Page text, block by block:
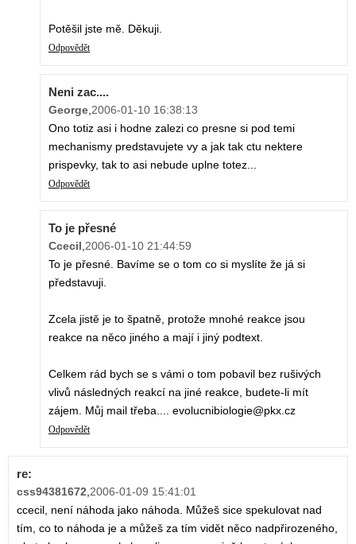
Potěšil jste mě. Děkuji.
Odpovědět
Neni zac....
George,2006-01-10 16:38:13
Ono totiz asi i hodne zalezi co presne si pod temi
mechanismy predstavujete vy a jak tak ctu nektere
prispevky, tak to asi nebude uplne totez...
Odpovědět
To je přesné
Ccecil,2006-01-10 21:44:59
To je přesné. Bavíme se o tom co si myslíte že já si
představuji.
Zcela jistě je to špatně, protože mnohé reakce jsou
reakce na něco jiného a mají i jiný podtext.
Celkem rád bych se s vámi o tom pobavil bez rušivých
vlivů následných reakcí na jiné reakce, budete-li mít
zájem. Můj mail třeba.... evolucnibiologie@pkx.cz
Odpovědět
re:
css94381672,2006-01-09 15:41:01
ccecil, není náhoda jako náhoda. Můžeš sice spekulovat nad
tím, co to náhoda je a můžeš za tím vidět něco nadpřirozeného,